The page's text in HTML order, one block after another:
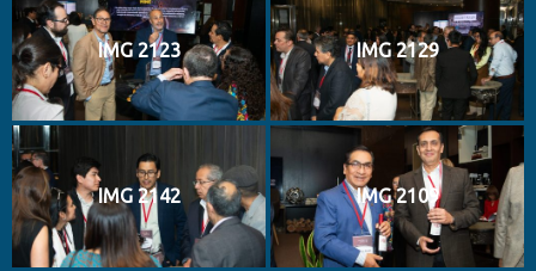
IMG 2123 IMG 2129
IMG 2142 IMG 2109